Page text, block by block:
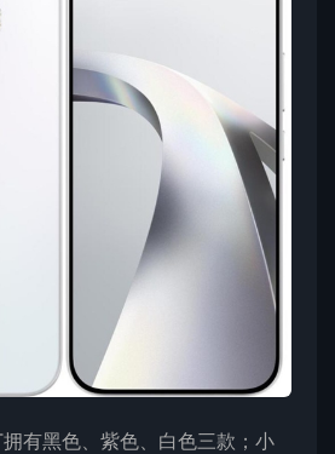
有黑色、紫色、白色三款；小